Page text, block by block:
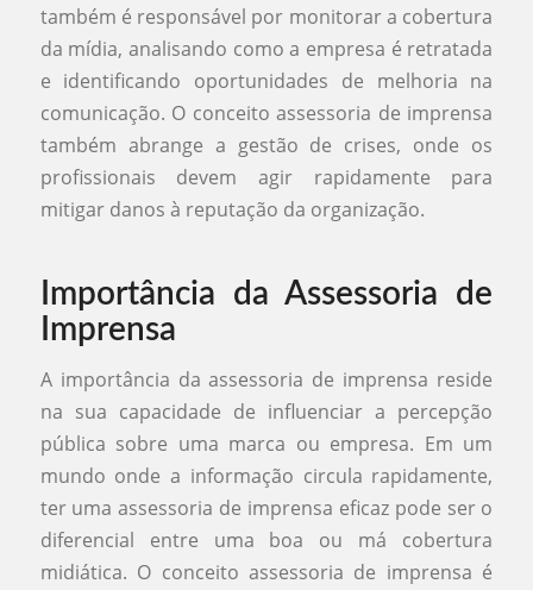
também é responsável por monitorar a cobertura
da mídia, analisando como a empresa é retratada
e identificando oportunidades de melhoria na
comunicação. O conceito assessoria de imprensa
também abrange a gestão de crises, onde os
profissionais devem agir rapidamente para
mitigar danos à reputação da organização.
Importância da Assessoria de
Imprensa
A importância da assessoria de imprensa reside
na sua capacidade de influenciar a percepção
pública sobre uma marca ou empresa. Em um
mundo onde a informação circula rapidamente,
ter uma assessoria de imprensa eficaz pode ser o
diferencial entre uma boa ou má cobertura
midiática. O conceito assessoria de imprensa é